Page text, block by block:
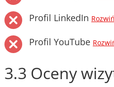
Profil LinkedIn Rozwiń
Profil YouTube
3.3 Oceny